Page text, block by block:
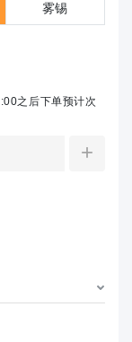
雾锡
之后下单预计次
+